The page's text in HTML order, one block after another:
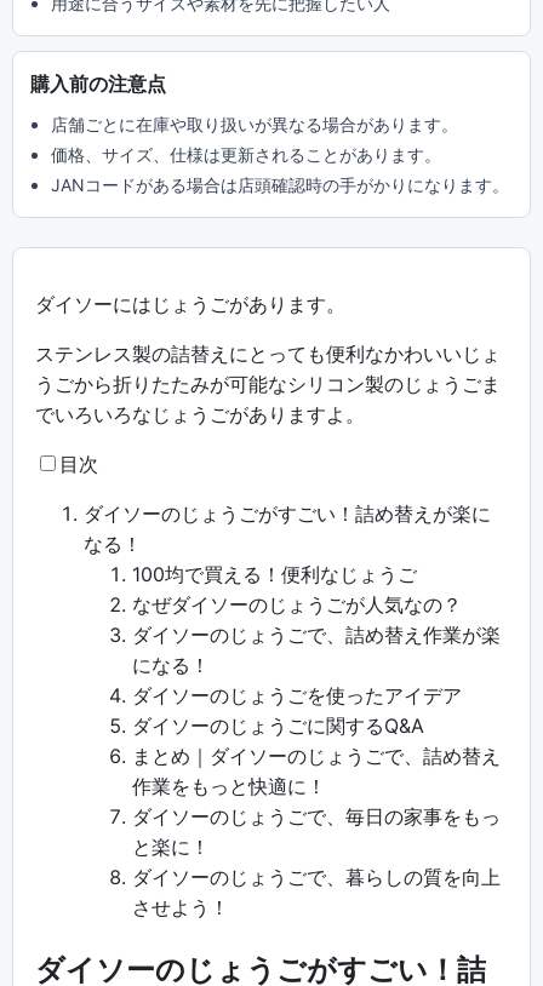
購入前の注意点
店舗ごとに在庫や取り扱いが異なる場合があります。
価格、サイズ、仕様は更新されることがあります。
JANコードがある場合は店頭確認時の手がかりになります。
ダイソーにはじょうごがあります。
ステンレス製の詰替えにとっても便利なかわいいじょ
うごから折りたたみが可能なシリコン製のじょうごま
でいろいろなじょうごがありますよ。
目次
ダイソーのじょうごがすごい！詰め替えが楽に
なる！
100均で買える！便利なじょうご
なぜダイソーのじょうごが人気なの？
ダイソーのじょうごで、詰め替え作業が楽
になる！
ダイソーのじょうごを使ったアイデア
ダイソーのじょうごに関するQ&A
まとめ｜ダイソーのじょうごで、詰め替え
作業をもっと快適に！
ダイソーのじょうごで、毎日の家事をもっ
と楽に！
ダイソーのじょうごで、暮らしの質を向上
させよう！
ダイソーのじょうごがすごい！詰